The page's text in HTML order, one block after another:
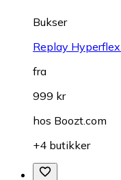
Bukser
Replay
fra
999 kr
hos Boozt.com
+4 butikker